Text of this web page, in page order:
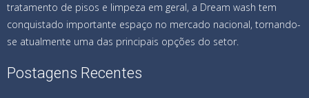
tratamento de pisos e limpeza em geral, a Dream wash tem
conquistado importante espaço no mercado nacional, tornando-
se atualmente uma das principais opções do setor.
Postagens Recentes